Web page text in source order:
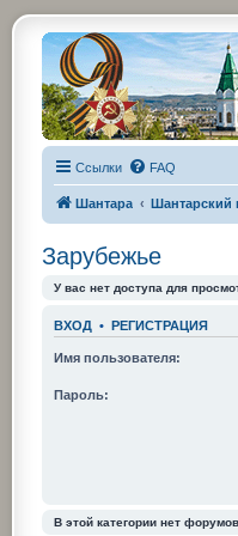
Ссылки FAQ
Шантара Шантарский
Зарубежье
У вас нет доступа для
ВХОД • РЕГИСТРАЦИЯ
Имя пользователя:
Пароль:
В этой категории нет форумов.